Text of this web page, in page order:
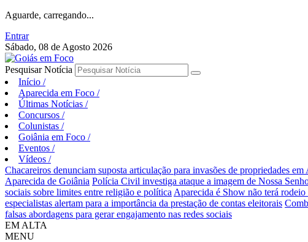
Aguarde, carregando...
Entrar
Sábado, 08 de Agosto 2026
Pesquisar Notícia
Início /
Aparecida em Foco /
Últimas Notícias /
Concursos /
Colunistas /
Goiânia em Foco /
Eventos /
Vídeos /
Chacareiros denunciam suposta articulação para invasões de propriedades
Aparecida de Goiânia Polícia Civil investiga ataque a imagem de Nossa
sociais sobre limites entre religião e política Aparecida é Show não terá
especialistas alertam para a importância da prestação de contas eleitorais
falsas abordagens para gerar engajamento nas redes sociais
EM ALTA
MENU